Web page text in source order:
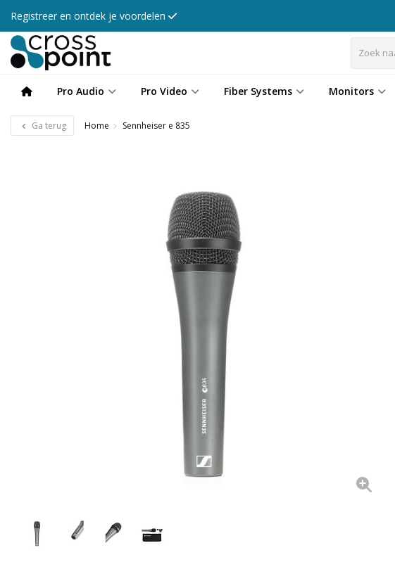
Registreer en ontdek je voordelen
Pro Audio Pro Video Fiber Systems Monitors
Ga terug Home Sennheiser e 835